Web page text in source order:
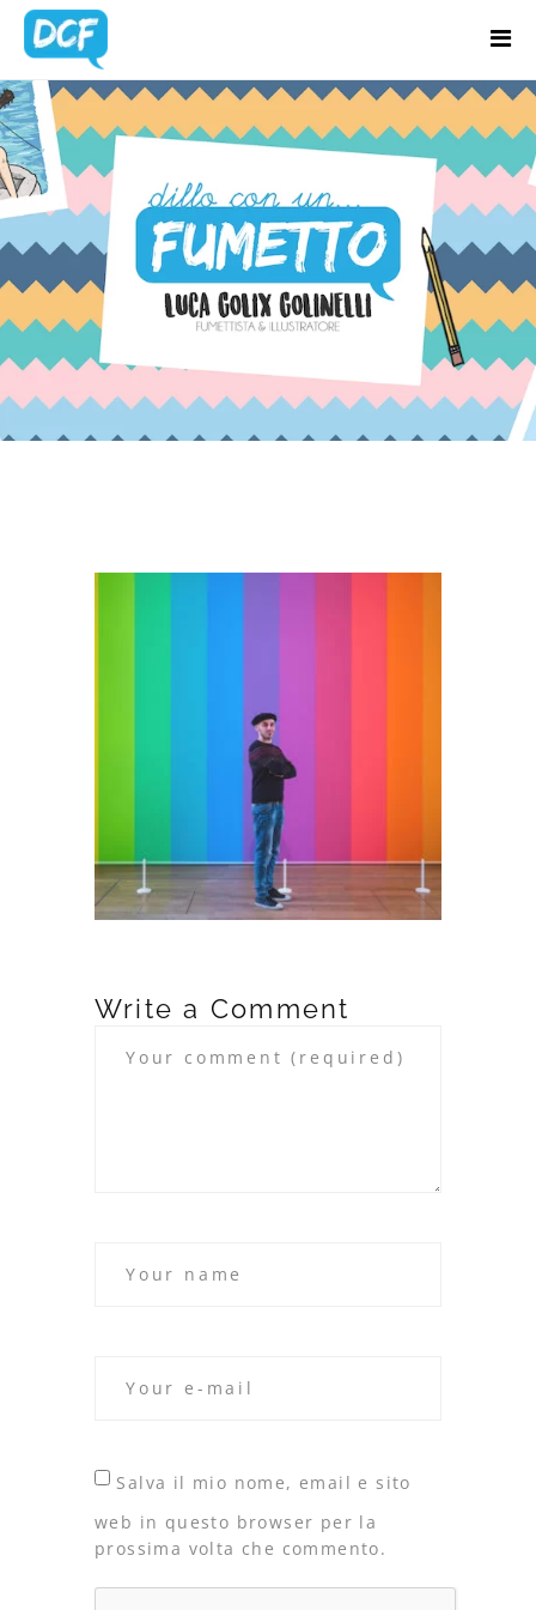
Home
Chi Sono
Regali Creativi
Lavora con me
Portfolio
Blog
Contatti
LUCA-GOLIX-
GOLINELLI-
COLORI
Write a Comment
Salva il mio nome, email e sito
web in questo browser per la
prossima volta che commento.